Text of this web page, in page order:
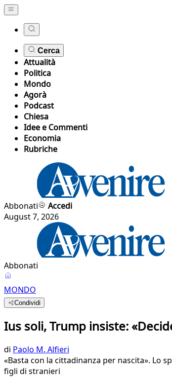
Cerca
Attualità
Politica
Mondo
Agorà
Podcast
Chiesa
Idee e Commenti
Economia
Rubriche
Abbonati
Accedi
August 7, 2026
Abbonati
MONDO
Condividi
Ius soli, Trump insiste:
di Paolo M. Alfieri
«Basta con la cittadinanza per nascita». Lo
figli di stranieri